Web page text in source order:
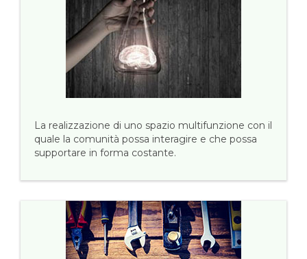
La realizzazione di uno spazio multifunzione con il
quale la comunità possa interagire e che possa
supportare in forma costante.